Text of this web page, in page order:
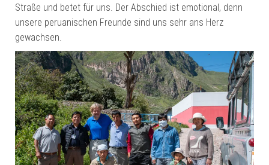
Straße und betet für uns. Der Abschied ist emotional, denn
unsere peruanischen Freunde sind uns sehr ans Herz
gewachsen.